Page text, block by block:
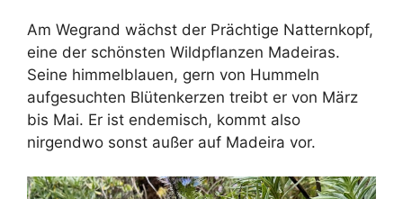
Am Wegrand wächst der Prächtige Natternkopf,
eine der schönsten Wildpflanzen Madeiras.
Seine himmelblauen, gern von Hummeln
aufgesuchten Blütenkerzen treibt er von März
bis Mai. Er ist endemisch, kommt also
nirgendwo sonst außer auf Madeira vor.